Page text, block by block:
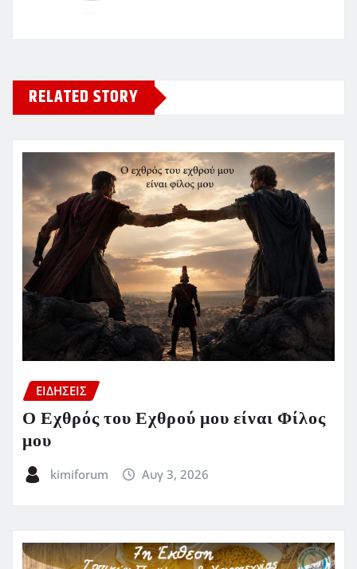
RELATED STORY
ΕΙΔΗΣΕΙΣ
Ο Εχθρός του Εχθρού μου είναι Φίλος
μου
kimiforum Αυγ 3, 2026